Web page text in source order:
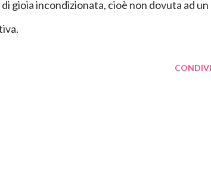
gioia incondizionata, cioè non dovuta ad un